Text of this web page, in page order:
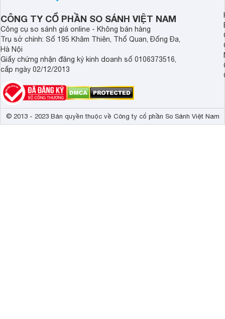
CÔNG TY CỔ PHẦN SO SÁNH VIỆT NAM
Công cụ so sánh giá online - Không bán hàng
Trụ sở chính: Số 195 Khâm Thiên, Thổ Quan, Đống Đa,
Hà Nội
Giấy chứng nhận đăng ký kinh doanh số 0106373516,
cấp ngày 02/12/2013
© 2013 - 2023 Bản quyền thuộc về Công ty cổ phần So Sánh Việt Nam